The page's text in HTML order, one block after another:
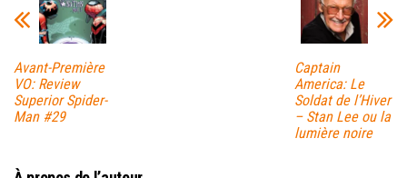
Avant-Première
VO: Review
Superior Spider-
Man #29
Captain
America: Le
Soldat de l’Hiver
– Stan Lee ou la
lumière noire